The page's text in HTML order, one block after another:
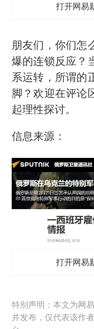
打开网易
朋友们，你们怎
爆的连锁反应？
系运转，所谓的
脚？欢迎在评论
起理性探讨。
信息来源：
打开网易
特别声明：本文为网
并发布，仅代表该作